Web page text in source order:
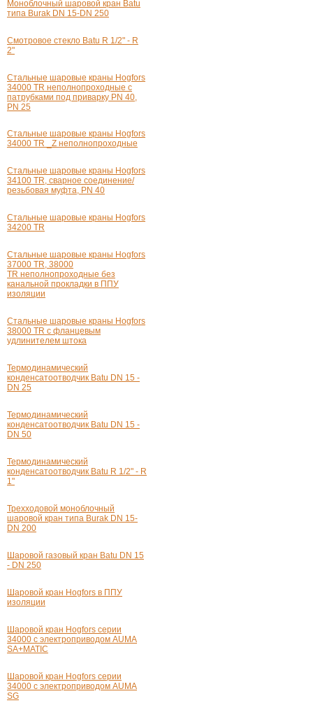
Моноблочный шаровой кран Batu
типа Burak DN 15-DN 250
Смотровое стекло Batu R 1/2" - R
2"
Стальные шаровые краны Hogfors
34000 TR неполнопроходные с
патрубками под приварку PN 40,
PN 25
Стальные шаровые краны Hogfors
34000 TR _Z неполнопроходные
Стальные шаровые краны Hogfors
34100 TR, сварное соединение/
резьбовая муфта, PN 40
Стальные шаровые краны Hogfors
34200 TR
Стальные шаровые краны Hogfors
37000 TR, 38000
TR неполнопроходные без
канальной прокладки в ППУ
изоляции
Стальные шаровые краны Hogfors
38000 TR с фланцевым
удлинителем штока
Термодинамический
конденсатоотводчик Batu DN 15 -
DN 25
Термодинамический
конденсатоотводчик Batu DN 15 -
DN 50
Термодинамический
конденсатоотводчик Batu R 1/2" - R
1"
Трехходовой моноблочный
шаровой кран типа Burak DN 15-
DN 200
Шаровой газовый кран Batu DN 15
- DN 250
Шаровой кран Hogfors в ППУ
изоляции
Шаровой кран Hogfors серии
34000 с электроприводом AUMA
SA+MATIC
Шаровой кран Hogfors серии
34000 с электроприводом AUMA
SG